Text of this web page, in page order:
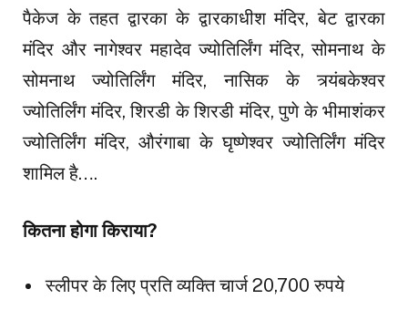
पैकेज के तहत द्वारका के द्वारकाधीश मंदिर, बेट द्वारका
मंदिर और नागेश्वर महादेव ज्योतिर्लिंग मंदिर, सोमनाथ के
सोमनाथ ज्योतिर्लिंग मंदिर, नासिक के त्र्यंबकेश्वर
ज्योतिर्लिंग मंदिर, शिरडी के शिरडी मंदिर, पुणे के भीमाशंकर
ज्योतिर्लिंग मंदिर, औरंगाबा के घृष्णेश्वर ज्योतिर्लिंग मंदिर
शामिल है….
कितना होगा किराया?
स्लीपर के लिए प्रति व्यक्ति चार्ज 20,700 रुपये